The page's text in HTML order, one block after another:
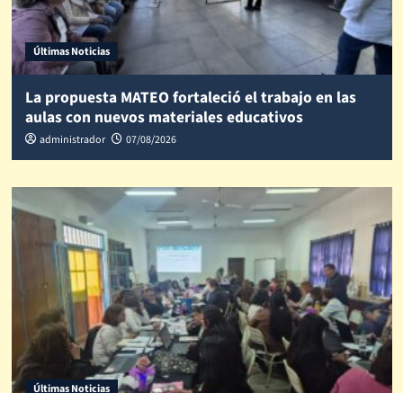
Últimas Noticias
La propuesta MATEO fortaleció el trabajo en las
aulas con nuevos materiales educativos
administrador 07/08/2026
Últimas Noticias